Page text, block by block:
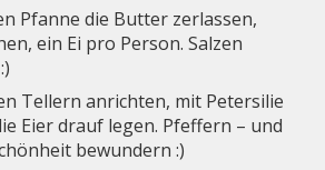
Pfanne die Butter zerlassen,
ein Ei pro Person. Salzen
Tellern anrichten, mit Petersilie
Eier drauf legen. Pfeffern – und
bewundern :)